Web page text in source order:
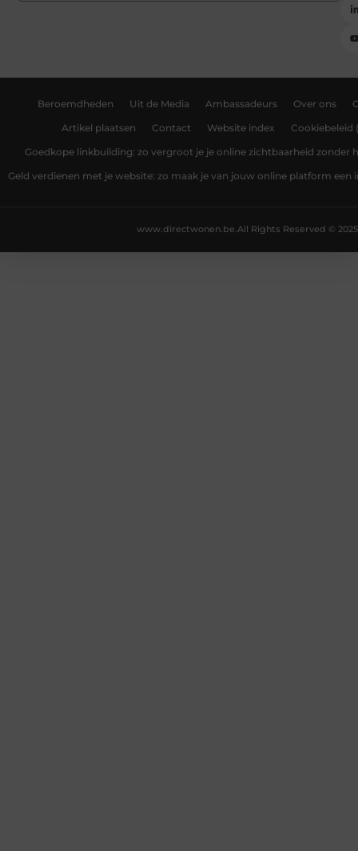
Beroemdheden Uit de Media Ambassadeurs Over ons
Artikel plaatsen Contact Website index Cookiebeleid
Goedkope linkbuilding: zo vergroot je je online zichtbaarheid zonder
Geld verdienen met je website: zo maak je van jouw online platform
All Rights Reserved © 2025
www.directwonen.be.